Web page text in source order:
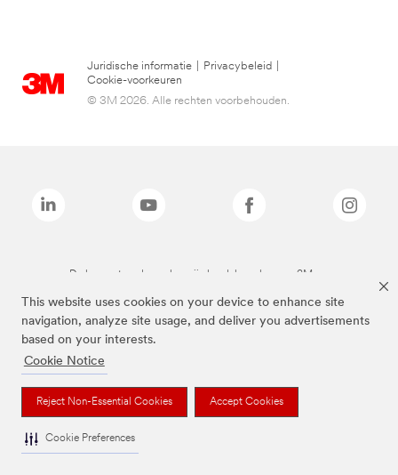
This website uses cookies on your device to enhance site
navigation, analyze site usage, and deliver you advertisements
based on your interests.
Cookie Notice
Reject Non-Essential Cookies Accept Cookies
Cookie Preferences
Juridische informatie Privacybeleid
Cookie-voorkeuren
© 3M 2026. Alle rechten voorbehouden.
De bovenstaande merken zijn handelsmerken van 3M.we